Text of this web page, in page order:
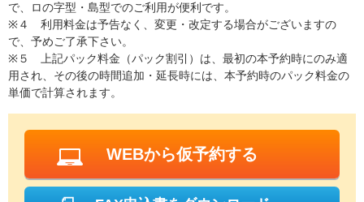
で、ロの字型・島型でのご利用が便利です。
※４ 利用料金は予告なく、変更・改定する場合がございますの
で、予めご了承下さい。
※５ 上記パック料金（パック割引）は、最初の本予約時にのみ適
用され、その後の時間追加・延長時には、本予約時のパック料金の
単価で計算されます。
WEBから仮予約する